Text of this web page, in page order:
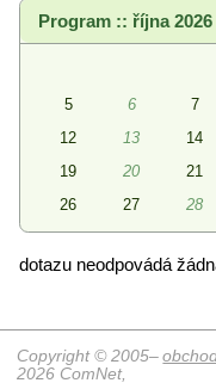
Program :: října 2026
5
6 7
12
13 14
19
20 21
26
27 28
dotazu neodpovádá
Copyright © 2005–
2026 ComNet,